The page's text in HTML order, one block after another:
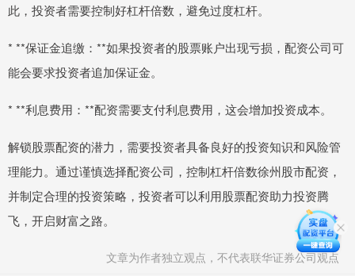
此，投资者需要控制好杠杆倍数，避免过度杠杆。
* **保证金追缴：**如果投资者的股票账户出现亏损，配资公司可
能会要求投资者追加保证金。
* **利息费用：**配资需要支付利息费用，这会增加投资成本。
解锁股票配资的潜力，需要投资者具备良好的投资知识和风险管
理能力。通过谨慎选择配资公司，控制杠杆倍数徐州股市配资，
并制定合理的投资策略，投资者可以利用股票配资助力投资腾
飞，开启财富之路。
文章为作者独立观点，不代表联华证券公司观点